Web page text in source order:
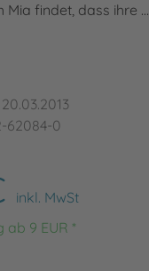
Mia findet, dass ihre …
62084-0
inkl. MwSt
ab 9 EUR *